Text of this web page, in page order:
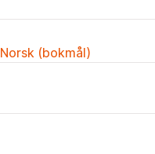
(bokmål)